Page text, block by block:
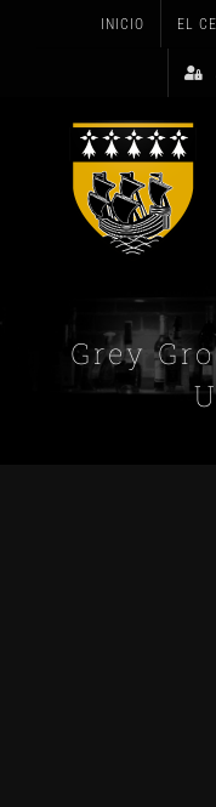
INICIO EL
Grey